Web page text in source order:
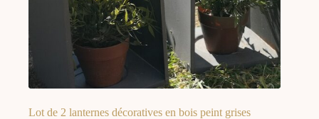
Lot de 2 lanternes décoratives en bois peint grises